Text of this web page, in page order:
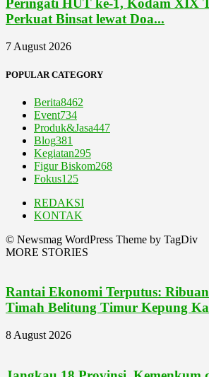
Peringati HUT ke-1, Kodam XIX
Perkuat Binsat lewat Doa...
7 August 2026
POPULAR CATEGORY
Berita8462
Event734
Produk&Jasa447
Blog381
Kegiatan295
Figur Biskom268
Fokus125
REDAKSI
KONTAK
© Newsmag WordPress Theme by TagDiv
MORE STORIES
Rantai Ekonomi Terputus:
Timah Belitung Timur Kepung
8 August 2026